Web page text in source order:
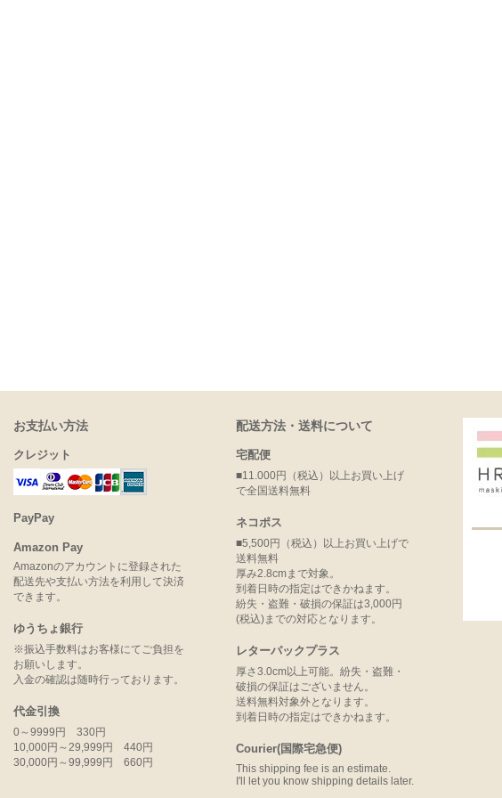
お支払い方法
クレジット
PayPay
Amazon Pay
Amazonのアカウントに登録された
配送先や支払い方法を利用して決済
できます。
ゆうちょ銀行
※振込手数料はお客様にてご負担を
お願いします。
入金の確認は随時行っております。
代金引換
0～9999円 330円
10,000円～29,999円 440円
30,000円～99,999円 660円
配送方法・送料について
宅配便
■11.000円（税込）以上お買い上げ
で全国送料無料
ネコポス
■5,500円（税込）以上お買い上げで
送料無料
厚み2.8cmまで対象。
到着日時の指定はできかねます。
紛失・盗難・破損の保証は3,000円
(税込)までの対応となります。
レターパックプラス
厚さ3.0cm以上可能。紛失・盗難・
破損の保証はございません。
送料無料対象外となります。
到着日時の指定はできかねます。
Courier(国際宅急便)
This shipping fee is an estimate.
I'll let you know shipping details later.